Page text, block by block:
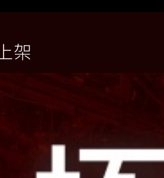
架